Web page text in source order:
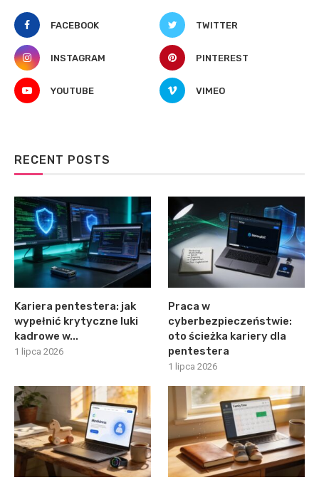
FACEBOOK TWITTER
INSTAGRAM PINTEREST
YOUTUBE VIMEO
RECENT POSTS
Kariera pentestera: jak
wypełnić krytyczne luki
kadrowe w...
1 lipca 2026
Praca w
cyberbezpieczeństwie:
oto ścieżka kariery dla
pentestera
1 lipca 2026